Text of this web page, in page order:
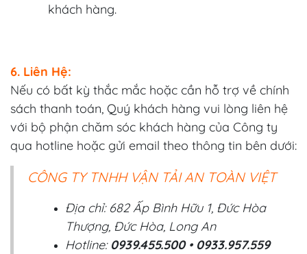
khách hàng.
6. Liên Hệ:
Nếu có bất kỳ thắc mắc hoặc cần hỗ trợ về chính
sách thanh toán, Quý khách hàng vui lòng liên hệ
với bộ phận chăm sóc khách hàng của Công ty
qua hotline hoặc gửi email theo thông tin bên dưới:
CÔNG TY TNHH VẬN TẢI AN TOÀN VIỆT
Địa chỉ: 682 Ấp Bình Hữu 1, Đức Hòa
Thượng, Đức Hòa, Long An
Hotline: 0939.455.500• 0933.957.559